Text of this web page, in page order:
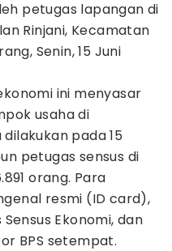
petugas lapangan di
Rinjani, Kecamatan
Senin, 15 Juni
ini menyasar
usaha di
pada 15
petugas sensus di
orang. Para
resmi (ID card),
Ekonomi, dan
BPS setempat.